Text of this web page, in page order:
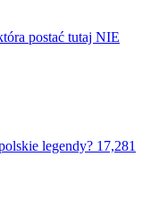
postać tutaj NIE
legendy? 17,281